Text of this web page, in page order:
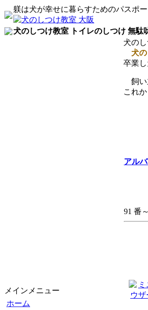
躾は犬が幸せに暮らすためのパスポ
犬のしつけ教室 トイレのしつけ 無
メインメニュー
ホーム
犬の
犬
卒業
飼い
これ
アル
91 番